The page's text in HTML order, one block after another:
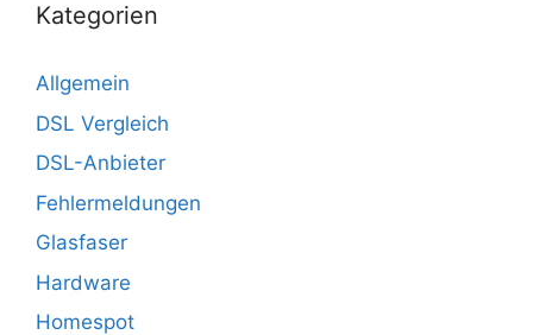
Kategorien
Allgemein
DSL Vergleich
DSL-Anbieter
Fehlermeldungen
Glasfaser
Hardware
Homespot